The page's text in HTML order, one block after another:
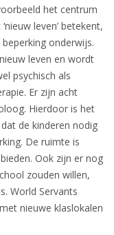
het centrum
leven’ betekent,
onderwijs.
leven en wordt
psychisch als
Er zijn acht
Hierdoor is het
de kinderen nodig
De ruimte is
Ook zijn er nog
zouden willen,
World Servants
nieuwe klaslokalen